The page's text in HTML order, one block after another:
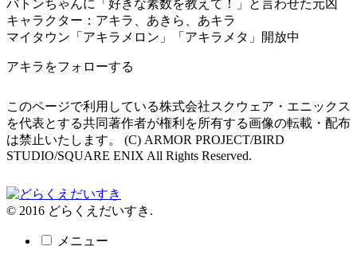
バトンちゃんに「好きな素数を教えて！」と言わせた元凶
キャラクター：アキラ、あきら、あキラ
マイタウン「アキラメロン」「アキラメタ」開放中
アキラをフォローする
このページで利用している株式会社スクウェア・エニックス
を代表とする共同著作者が権利を所有する画像の転載・配布
は禁止いたします。 (C) ARMOR PROJECT/BIRD
STUDIO/SQUARE ENIX All Rights Reserved.
© 2016 どらくえだいすき.
メニュー